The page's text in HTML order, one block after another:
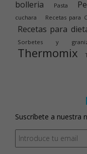
bolleria
Pasta
cuchara
Recetas para
Recetas para
Sorbetes y
Thermomix
Suscríbete a nuestra